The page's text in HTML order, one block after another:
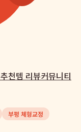
추천템 리뷰커뮤니티
부평 체형교정